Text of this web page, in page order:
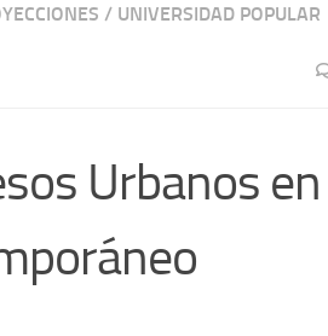
/ UNIVERSIDAD POPULAR
Urbanos en